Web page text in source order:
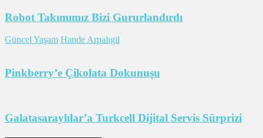
Robot Takımımız Bizi Gururlandırdı
Güncel Yaşam Hande Arpalıgil
Pinkberry’e Çikolata Dokunuşu
Galatasaraylılar’a Turkcell Dijital Servis Sürprizi